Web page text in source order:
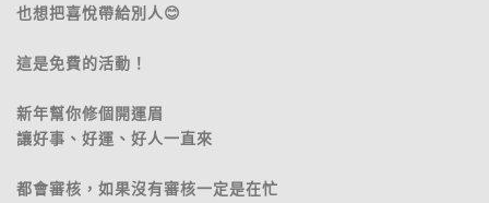
也想把喜悅帶給別人😊
這是免費的活動！
新年幫你修個開運眉
讓好事、好運、好人一直來
都會審核，如果沒有審核一定是在忙